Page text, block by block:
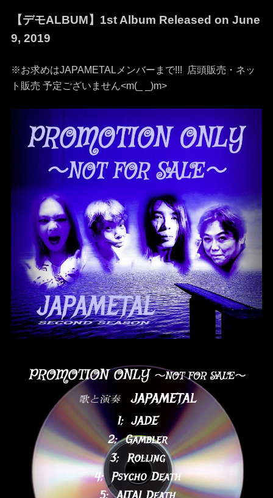
【デモALBUM】1st Album Released on June
9, 2019
※お求めはJAPAMETALメンバーまで!!! 店頭販売・ネッ
ト販売 予定ございません<m(_ _)m>